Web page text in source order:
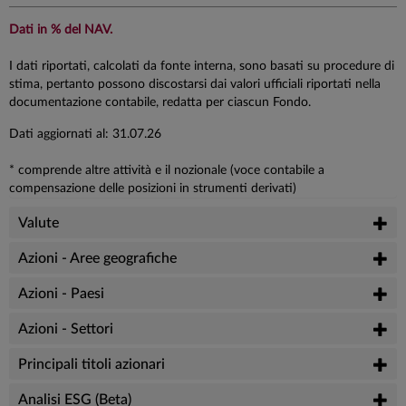
Dati in % del NAV.
I dati riportati, calcolati da fonte interna, sono basati su procedure di
stima, pertanto possono discostarsi dai valori ufficiali riportati nella
documentazione contabile, redatta per ciascun Fondo.
Dati aggiornati al: 31.07.26
* comprende altre attività e il nozionale (voce contabile a
compensazione delle posizioni in strumenti derivati)
Valute
Azioni - Aree geografiche
Azioni - Paesi
Azioni - Settori
Principali titoli azionari
Analisi ESG (Beta)